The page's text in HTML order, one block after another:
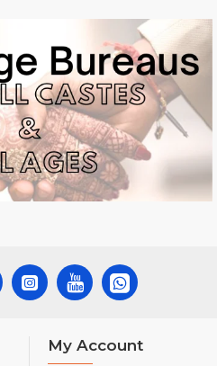
My Account